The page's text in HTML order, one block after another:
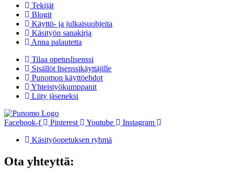
Tekijät
Blogit
Käyttö- ja julkaisuohjeita
Käsityön sanakirja
Anna palautetta
Tilaa opetuslisenssi
Sisällöt lisenssikäyttäjille
Punomon käyttöehdot
Yhteistyökumppanit
Liity jäseneksi
Facebook-f Pinterest Youtube
Instagram
Käsityöopetuksen ryhmä
Ota yhteyttä: